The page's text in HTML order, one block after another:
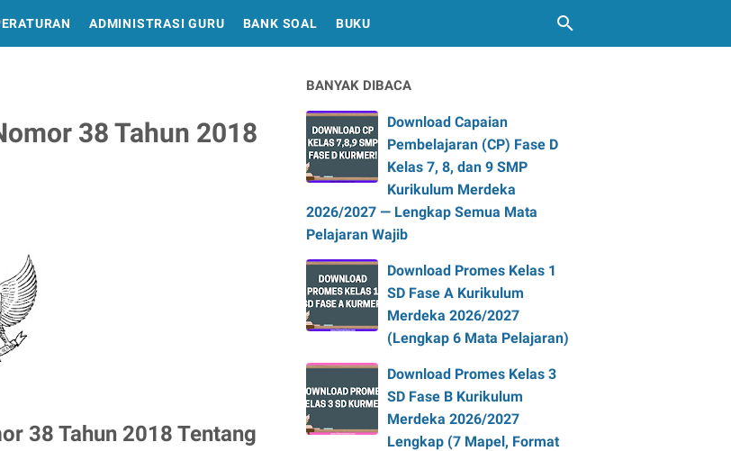
ADMINISTRASI GURU BANK SOAL BUKU
38 Tahun 2018
38 Tahun 2018 Tentang
BANYAK DIBACA
Download Capaian
Pembelajaran (CP) Fase D
Kelas 7, 8, dan 9 SMP
Kurikulum Merdeka
2026/2027 — Lengkap Semua Mata
Pelajaran Wajib
Download Promes Kelas 1
SD Fase A Kurikulum
Merdeka 2026/2027
(Lengkap 6 Mata Pelajaran)
Download Promes Kelas 3
SD Fase B Kurikulum
Merdeka 2026/2027
Lengkap (7 Mapel, Format